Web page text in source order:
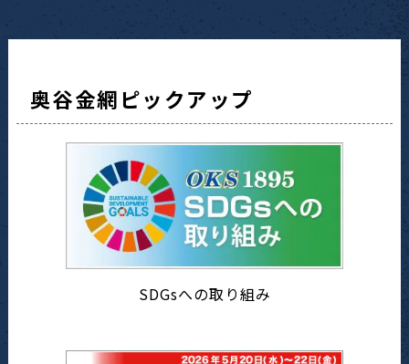
奥谷金網ピックアップ
SDGsへの取り組み